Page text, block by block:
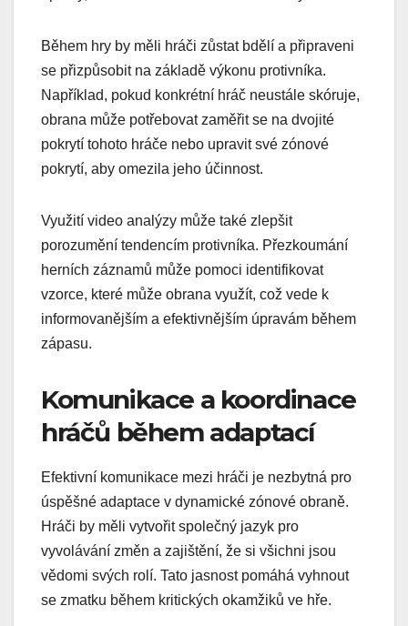
Během hry by měli hráči zůstat bdělí a připraveni
se přizpůsobit na základě výkonu protivníka.
Například, pokud konkrétní hráč neustále skóruje,
obrana může potřebovat zaměřit se na dvojité
pokrytí tohoto hráče nebo upravit své zónové
pokrytí, aby omezila jeho účinnost.
Využití video analýzy může také zlepšit
porozumění tendencím protivníka. Přezkoumání
herních záznamů může pomoci identifikovat
vzorce, které může obrana využít, což vede k
informovanějším a efektivnějším úpravám během
zápasu.
Komunikace a koordinace
hráčů během adaptací
Efektivní komunikace mezi hráči je nezbytná pro
úspěšné adaptace v dynamické zónové obraně.
Hráči by měli vytvořit společný jazyk pro
vyvolávání změn a zajištění, že si všichni jsou
vědomi svých rolí. Tato jasnost pomáhá vyhnout
se zmatku během kritických okamžiků ve hře.